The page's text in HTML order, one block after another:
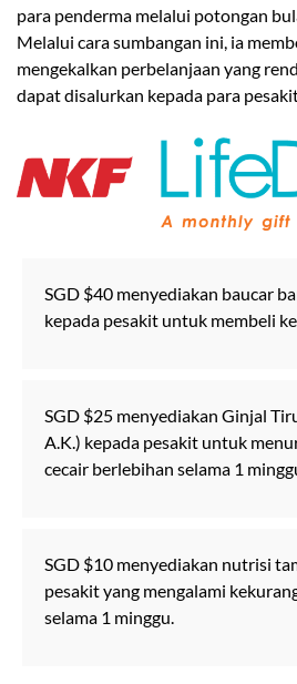
para penderma melalui potongan
Melalui cara sumbangan ini, ia
mengekalkan perbelanjaan yang
dapat disalurkan kepada para
SGD $40 menyediakan baucar
kepada pesakit untuk membeli
SGD $25 menyediakan Ginjal
A.K.) kepada pesakit untuk
cecair berlebihan selama 1
SGD $10 menyediakan nutrisi
pesakit yang mengalami
selama 1 minggu.